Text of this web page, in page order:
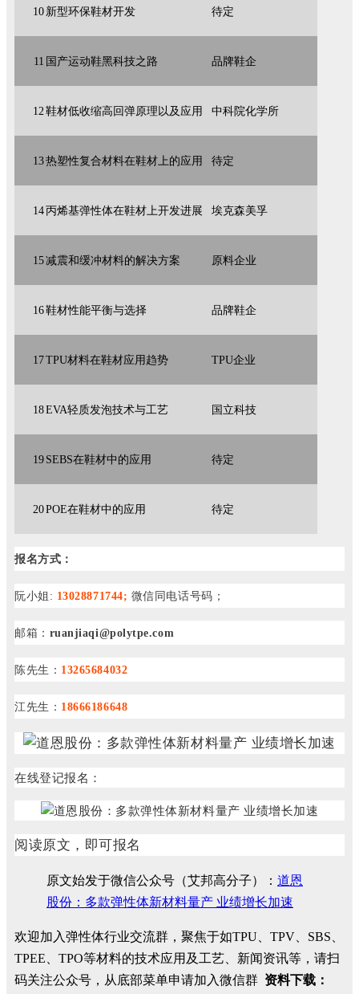
10 新型环保鞋材开发 待定
11 国产运动鞋黑科技之路 品牌鞋企
12鞋材低收缩高回弹原理以及应用 中科院化学所
13热塑性复合材料在鞋材上的应用 待定
14丙烯基弹性体在鞋材上开发进展 埃克森美孚
15减震和缓冲材料的解决方案 原料企业
16鞋材性能平衡与选择 品牌鞋企
17TPU材料在鞋材应用趋势 TPU企业
18EVA轻质发泡技术与工艺 国立科技
19 SEBS在鞋材中的应用 待定
20POE在鞋材中的应用 待定
报名方式：
阮小姐: 13028871744; 微信同电话号码；
邮箱： ruanjiaqi@polytpe.com
陈先生： 13265684032
江先生： 18666186648
在线登记报名：
阅读原文，即可报名
原文始发于微信公众号（艾邦高分子）： 道恩
股份：多款弹性体新材料量产 业绩增长加速
欢迎加入弹性体行业交流群，聚焦于如TPU、TPV、SBS、
TPEE、TPO等材料的技术应用及工艺、新闻资讯等，请扫
码关注公众号，从底部菜单申请加入微信群 资料下载：